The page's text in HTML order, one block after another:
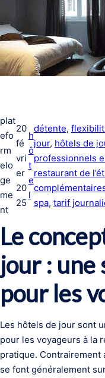
plat
efo
rm
elo
ge
me
nt
20
fé
vri
er
20
25
h
ô
t
e
l
détente,
jour, hôtels de
professionnels
restaurant de
spa, tarif
Le
jour :
pour les
Les hôtels de jour sont
pour les voyageurs à la
pratique.
se font généralement